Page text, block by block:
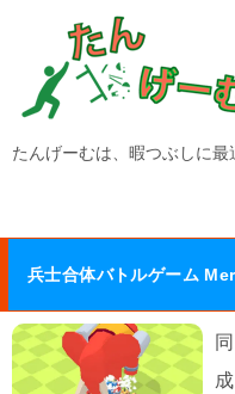
たんげーむは、暇つぶしに
兵士合体バトルゲーム